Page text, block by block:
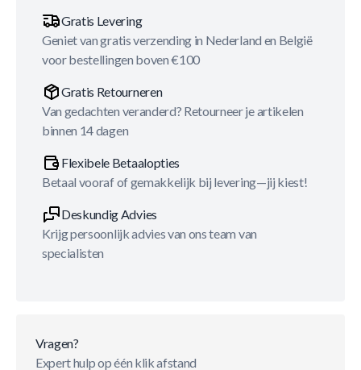
Gratis Levering
Geniet van gratis verzending in Nederland en België
voor bestellingen boven €100
Gratis Retourneren
Van gedachten veranderd? Retourneer je artikelen
binnen 14 dagen
Flexibele Betaalopties
Betaal vooraf of gemakkelijk bij levering—jij kiest!
Deskundig Advies
Krijg persoonlijk advies van ons team van
specialisten
Vragen?
Expert hulp op één klik afstand